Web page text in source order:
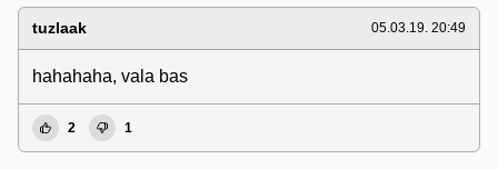
tuzlaak 05.03.19. 20:49
hahahaha, vala bas
2 1